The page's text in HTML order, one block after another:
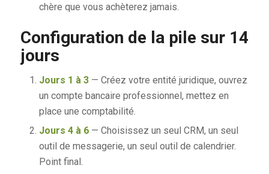
chère que vous achèterez jamais.
Configuration de la pile sur 14
jours
Jours 1 à 3— Créez votre entité juridique, ouvrez
un compte bancaire professionnel, mettez en
place une comptabilité.
Jours 4 à 6— Choisissez un seul CRM, un seul
outil de messagerie, un seul outil de calendrier.
Point final.